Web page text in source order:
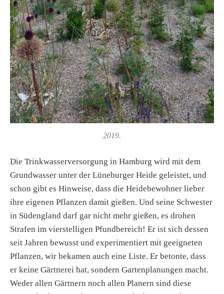
2019.
Die Trinkwasserversorgung in Hamburg wird mit dem
Grundwasser unter der Lüneburger Heide geleistet, und
schon gibt es Hinweise, dass die Heidebewohner lieber
ihre eigenen Pflanzen damit gießen. Und seine Schwester
in Südengland darf gar nicht mehr gießen, es drohen
Strafen im vierstelligen Pfundbereich! Er ist sich dessen
seit Jahren bewusst und experimentiert mit geeigneten
Pflanzen, wir bekamen auch eine Liste. Er betonte, dass
er keine Gärtnerei hat, sondern Gartenplanungen macht.
Weder allen Gärtnern noch allen Planern sind diese